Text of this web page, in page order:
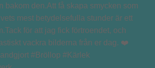
bakom den.Att få skapa smycken som
mest betydelsefulla stunder är ett
för att jag fick förtroendet, och
vackra bilderna från er dag. ❤️
#Bröllop #Kärlek